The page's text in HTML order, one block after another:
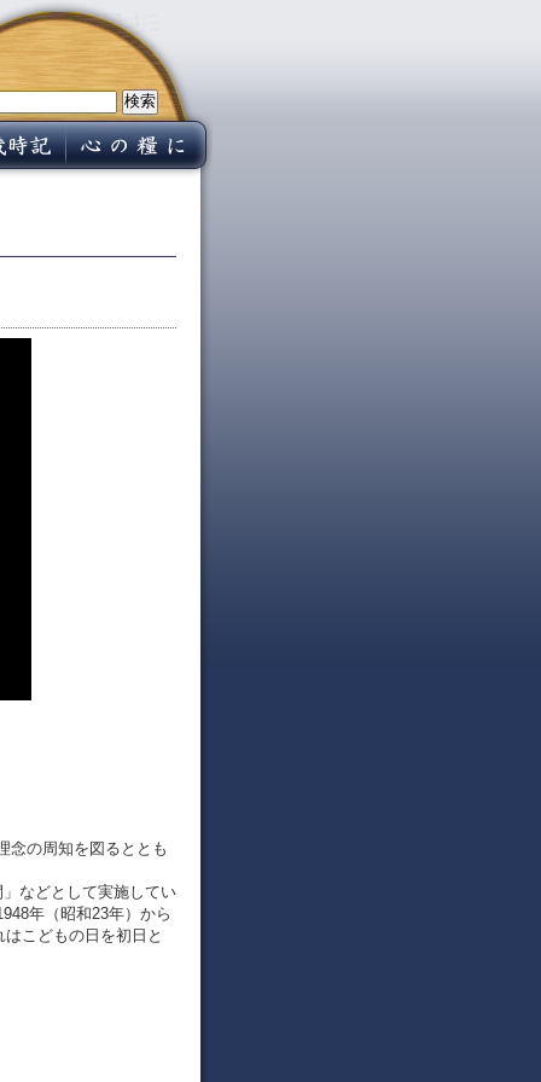
念の周知を図るととも
などとして実施してい
年（昭和23年）から
こどもの日を初日と